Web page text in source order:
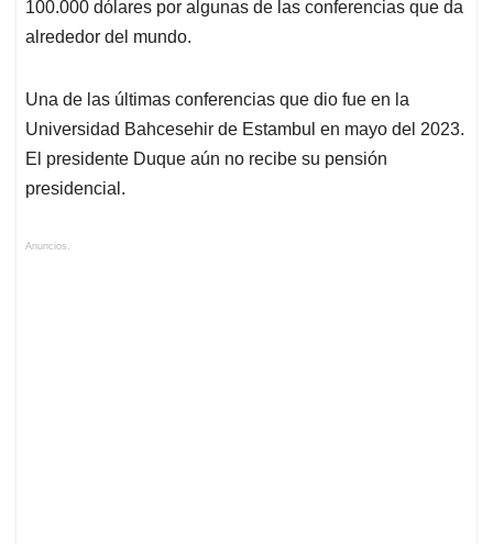
100.000 dólares por algunas de las conferencias que da
alrededor del mundo.
Una de las últimas conferencias que dio fue en la
Universidad Bahcesehir de Estambul en mayo del 2023.
El presidente Duque aún no recibe su pensión
presidencial.
Anuncios.